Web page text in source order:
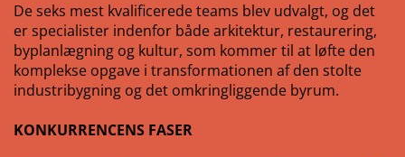
De seks mest kvalificerede teams blev udvalgt, og det
er specialister indenfor både arkitektur, restaurering,
byplanlægning og kultur, som kommer til at løfte den
komplekse opgave i transformationen af den stolte
industribygning og det omkringliggende byrum.
KONKURRENCENS FASER